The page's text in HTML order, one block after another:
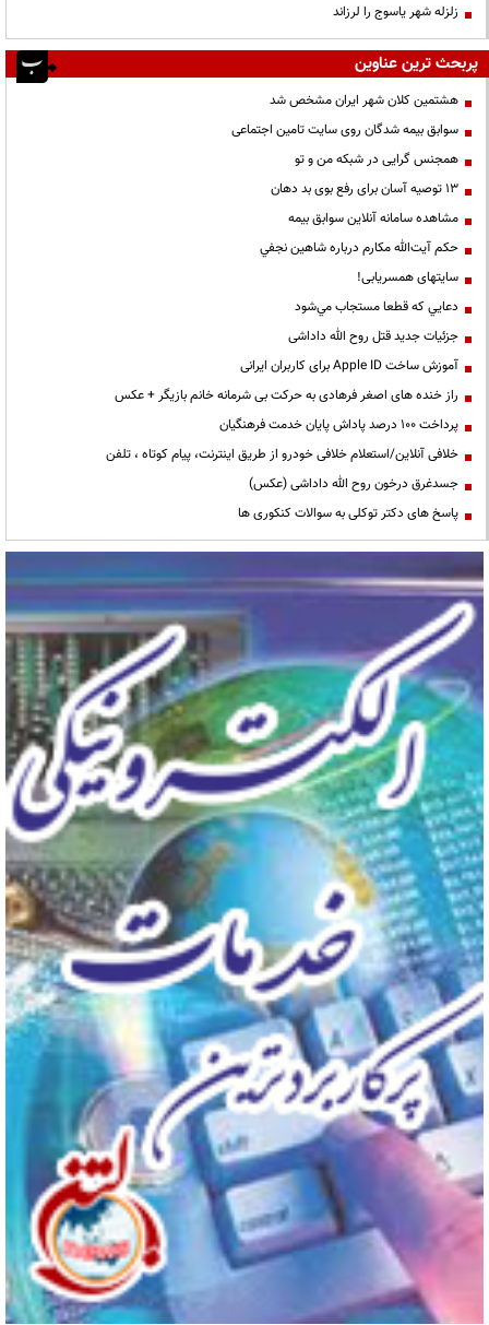
زلزله شهر یاسوج را لرزاند
پربحث ترین عناوین
هشتمین کلان شهر ایران مشخص شد
سوابق بیمه شدگان روی سایت تامین اجتماعی
همجنس گرایی در شبکه من و تو
13 توصیه آسان برای رفع بوی بد دهان
مشاهده سامانه آنلاين سوابق بیمه
حكم آيت‌الله مكارم درباره شاهين نجفي
سایتهای همسریابی!
دعايي كه قطعا مستجاب مي‌شود
جزئیات جدید قتل روح الله داداشی
آموزش ساخت Apple ID برای کاربران ایرانی
راز خنده های اصغر فرهادی به حرکت بی شرمانه خانم بازیگر + عکس
پرداخت ۱۰۰ درصد پاداش پایان خدمت فرهنگیان
خلافی آنلاین/استعلام خلافی خودرو از طریق اینترنت، پیام کوتاه ، تلفن
جسدغرق درخون روح الله داداشی (عکس)
پاسخ های دکتر توکلی به سوالات کنکوری ها